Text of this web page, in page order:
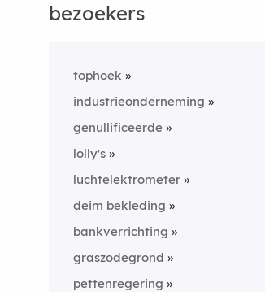
bezoekers
tophoek
industrieonderneming
genullificeerde
lolly's
luchtelektrometer
deim bekleding
bankverrichting
graszodegrond
pettenregering